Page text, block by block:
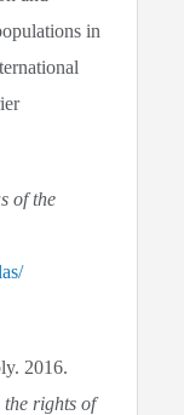
in
of the
2016.
the rights of